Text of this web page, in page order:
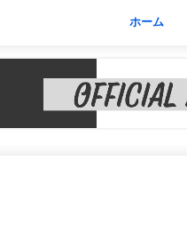
ホーム